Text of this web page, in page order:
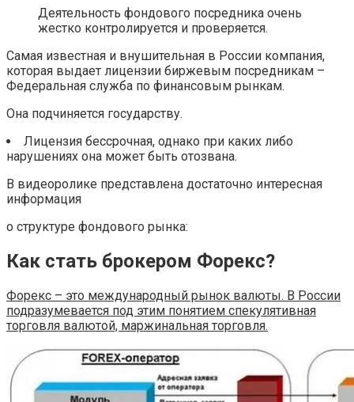
Деятельность фондового посредника очень
жестко контролируется и проверяется.
Самая известная и внушительная в России компания,
которая выдает лицензии биржевым посредникам –
Федеральная служба по финансовым рынкам.
Она подчиняется государству.
Лицензия бессрочная, однако при каких либо
нарушениях она может быть отозвана.
В видеоролике представлена достаточно интересная
информация
о структуре фондового рынка:
Как стать брокером Форекс?
Форекс – это международный рынок валюты. В России
подразумевается под этим понятием спекулятивная
торговля валютой, маржинальная торговля.